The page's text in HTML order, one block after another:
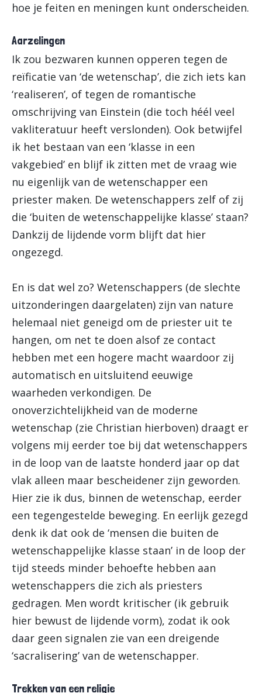
hoe je feiten en meningen kunt onderscheiden.
Aarzelingen
Ik zou bezwaren kunnen opperen tegen de
reïficatie van ‘de wetenschap’, die zich iets kan
‘realiseren’, of tegen de romantische
omschrijving van Einstein (die toch héél veel
vakliteratuur heeft verslonden). Ook betwijfel
ik het bestaan van een ‘klasse in een
vakgebied’ en blijf ik zitten met de vraag wie
nu eigenlijk van de wetenschapper een
priester maken. De wetenschappers zelf of zij
die ‘buiten de wetenschappelijke klasse’ staan?
Dankzij de lijdende vorm blijft dat hier
ongezegd.
En is dat wel zo? Wetenschappers (de slechte
uitzonderingen daargelaten) zijn van nature
helemaal niet geneigd om de priester uit te
hangen, om net te doen alsof ze contact
hebben met een hogere macht waardoor zij
automatisch en uitsluitend eeuwige
waarheden verkondigen. De
onoverzichtelijkheid van de moderne
wetenschap (zie Christian hierboven) draagt er
volgens mij eerder toe bij dat wetenschappers
in de loop van de laatste honderd jaar op dat
vlak alleen maar bescheidener zijn geworden.
Hier zie ik dus, binnen de wetenschap, eerder
een tegengestelde beweging. En eerlijk gezegd
denk ik dat ook de ‘mensen die buiten de
wetenschappelijke klasse staan’ in de loop der
tijd steeds minder behoefte hebben aan
wetenschappers die zich als priesters
gedragen. Men wordt kritischer (ik gebruik
hier bewust de lijdende vorm), zodat ik ook
daar geen signalen zie van een dreigende
‘sacralisering’ van de wetenschapper.
Trekken van een religie